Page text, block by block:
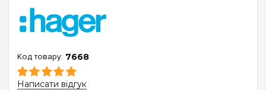
7668
Написати відгук